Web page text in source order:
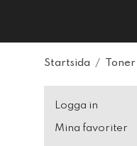
Startsida /
Logga in
Mina favoriter